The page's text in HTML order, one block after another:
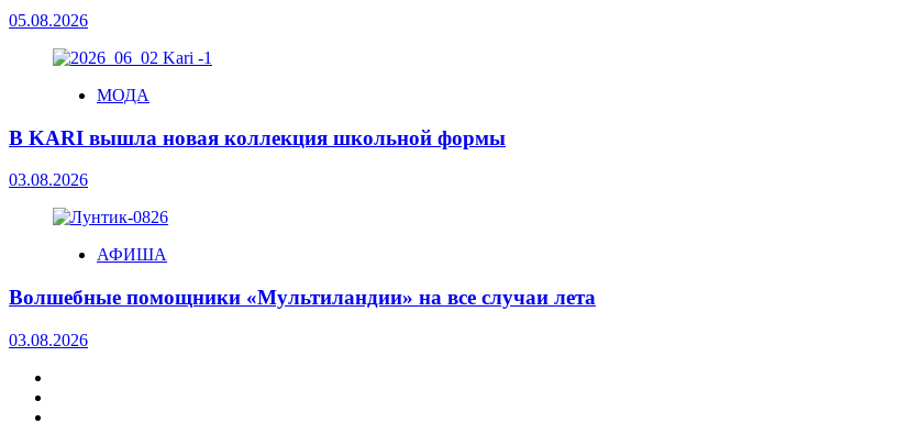
05.08.2026
МОДА
В KARI вышла новая коллекция школьной формы
03.08.2026
АФИША
Волшебные помощники «Мультиландии» на все случаи лета
03.08.2026